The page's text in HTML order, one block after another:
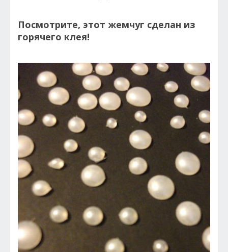
Посмотрите, этот жемчуг сделан из
горячего клея!